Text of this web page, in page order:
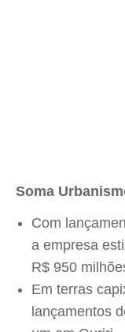
Soma
Com
a empresa
R$ 950
Em terras
lançamentos